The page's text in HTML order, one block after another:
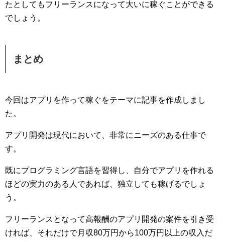
たとしてもフリーランスになって大いに稼ぐことができる
でしょう。
まとめ
今回はアプリを作って稼ぐをテーマに記事を作成しまし
た。
アプリ開発は現代において、非常にニーズのある仕事で
す。
既にプログラミング言語を習得し、自分でアプリを作れる
ほどの実力のある人であれば、独立しても稼げるでしょ
う。
フリーランスとなって高報酬のアプリ開発の案件を引き受
ければ、それだけで月収80万円から100万円以上の収入だ